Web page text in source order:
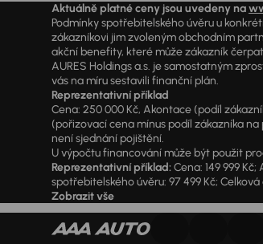
Aktuálně platné ceny jsou uvedeny na
Podmínky spotřebitelského úvěru u
zákazníkovi jim zvoleným obchodním
akční benefity, které může zákazník
AURES Holdings a.s. je samostatným
vás na míru sestavili finanční plán.
Reprezentativní příklad
Cena: 250 000 Kč, Akontace (podíl
(pořizovací cena mínus podíl zákazníka na
není sjednání pojištění.
U výpočtu financování může být použit
Reprezentativní příklad:Cena: 149 999
spotřebitelského úvěru: 97 499 Kč;
Zobrazit vše